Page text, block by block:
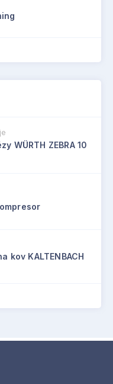
WÜRTH ZEBRA 10
kov KALTENBACH